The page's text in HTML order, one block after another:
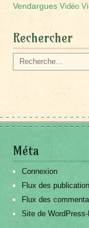
Vendargues Vidéo
Rechercher
Méta
Connexion
Flux des
Flux des
Site de